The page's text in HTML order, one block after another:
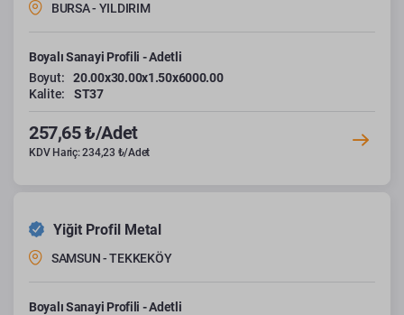
BURSA - YILDIRIM
Boyalı Sanayi Profili - Adetli
Boyut:
20.00x30.00x1.50x6000.00
Kalite:
ST37
257,65 ₺/Adet
KDV Hariç: 234,23 ₺/Adet
Yiğit Profil Metal
SAMSUN - TEKKEKÖY
Boyalı Sanayi Profili - Adetli